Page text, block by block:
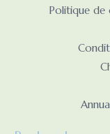
Politique